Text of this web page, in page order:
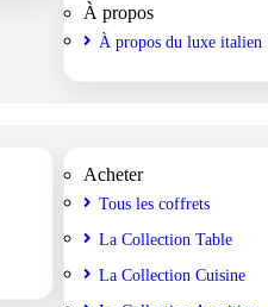
À propos
À propos du luxe italien
Acheter
Tous les coffrets
La Collection Table
La Collection Cuisine